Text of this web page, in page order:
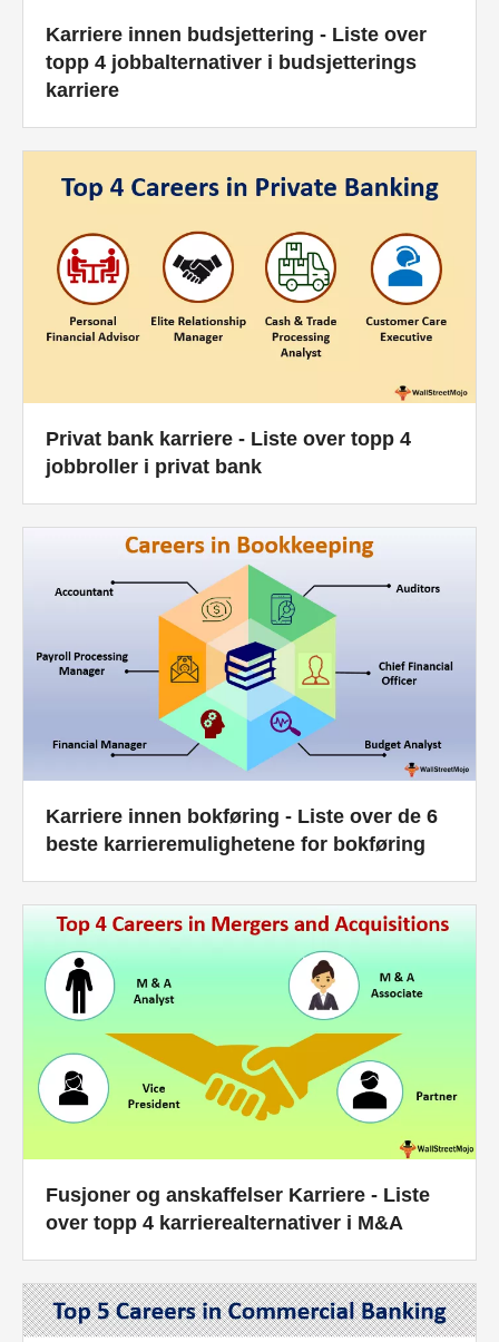
Karriere innen budsjettering - Liste over
topp 4 jobbalternativer i budsjetterings
karriere
Privat bank karriere - Liste over topp 4
jobbroller i privat bank
Karriere innen bokføring - Liste over de 6
beste karrieremulighetene for bokføring
Fusjoner og anskaffelser Karriere - Liste
over topp 4 karrierealternativer i M&A